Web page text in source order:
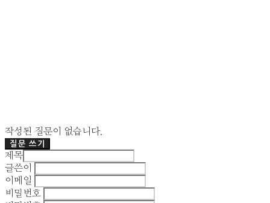
작성된 질문이 없습니다.
질문 쓰기
제목
글쓴이
이메일
비밀번호